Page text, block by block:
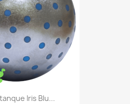
Iris Blu...